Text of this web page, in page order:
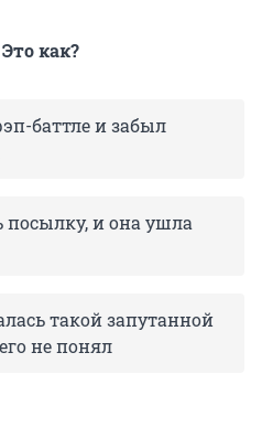
как?
баттле и забыл
и она ушла
такой запутанной
не понял